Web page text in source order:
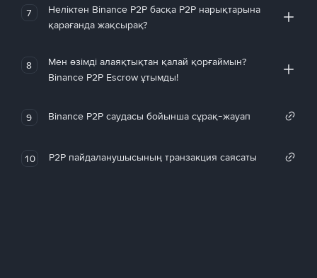
7
Неліктен Binance P2P басқа P2P нарықтарына
қарағанда жақсырақ?
8
Мен өзімді алаяқтықтан қалай қорғаймын?
Binance P2P Escrow ұтымды!
9 Binance P2P саудасы бойынша сұрақ-жауап
10 P2P пайдаланушысының транзакция саясаты